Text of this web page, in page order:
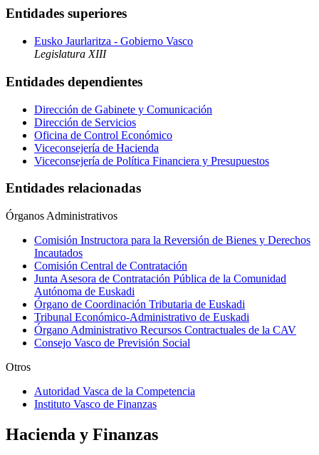
Entidades superiores
Eusko Jaurlaritza - Gobierno Vasco
Legislatura XIII
Entidades dependientes
Dirección de Gabinete y Comunicación
Dirección de Servicios
Oficina de Control Económico
Viceconsejería de Hacienda
Viceconsejería de Política Financiera y Presupuestos
Entidades relacionadas
Órganos Administrativos
Comisión Instructora para la Reversión de Bienes y Derechos
Incautados
Comisión Central de Contratación
Junta Asesora de Contratación Pública de la Comunidad
Autónoma de Euskadi
Órgano de Coordinación Tributaria de Euskadi
Tribunal Económico-Administrativo de Euskadi
Órgano Administrativo Recursos Contractuales de la CAV
Consejo Vasco de Previsión Social
Otros
Autoridad Vasca de la Competencia
Instituto Vasco de Finanzas
Hacienda y Finanzas